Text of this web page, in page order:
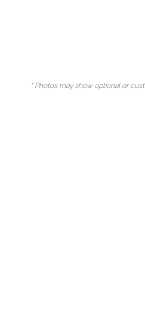
* Photos may show optional or